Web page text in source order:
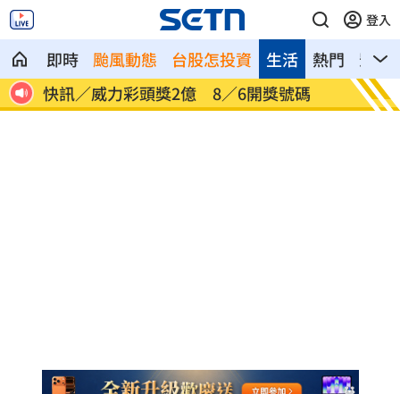
登入
即時 颱風動態 台股怎投資 熱門 影音
生活
6開獎號碼
桃園5區8/10停水11小時 近10萬戶受
響